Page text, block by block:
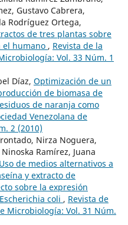
Gustavo Cabrera,
Rodríguez Ortega,
de tres plantas sobre
el humano , Revista de la
Vol. 33 Núm. 1
Díaz, Optimización de un
de biomasa de
de naranja como
Venezolana de
2 (2010)
Nirza Noguera,
Ramírez, Juana
Uso de medios alternativos a
y extracto de
sobre la expresión
coli , Revista de
Microbiología: Vol. 31 Núm.